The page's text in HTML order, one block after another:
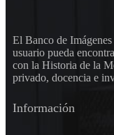
El Banco de
usuario pueda
con la Historia de la
privado, docencia e
Información